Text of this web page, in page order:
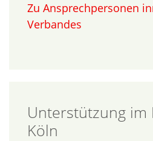
Zu Ansprechpersonen
Verbandes
Unterstützung im
Köln